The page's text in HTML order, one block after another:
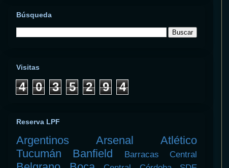
Búsqueda
Visitas
4 0 3 5 2 9 4
Reserva LPF
Argentinos Arsenal
Atlético
Tucumán
Banfield Barracas Central